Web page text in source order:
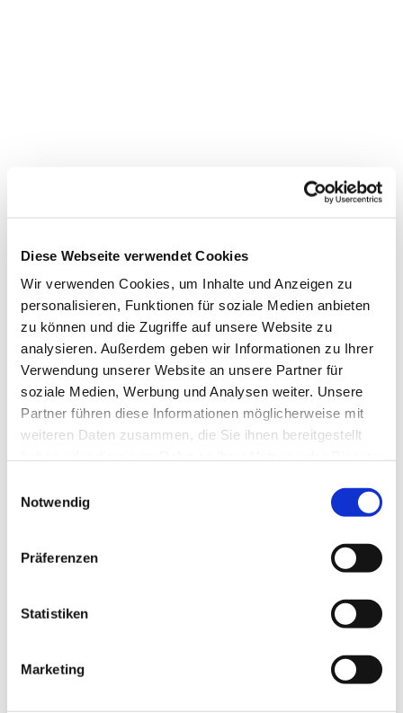
Diese Webseite verwendet Cookies
Wir verwenden Cookies, um Inhalte und Anzeigen zu
personalisieren, Funktionen für soziale Medien anbieten
zu können und die Zugriffe auf unsere Website zu
analysieren. Außerdem geben wir Informationen zu Ihrer
Verwendung unserer Website an unsere Partner für
soziale Medien, Werbung und Analysen weiter. Unsere
Partner führen diese Informationen möglicherweise mit
weiteren Daten zusammen, die Sie ihnen bereitgestellt
Notwendig
Präferenzen
Statistiken
Marketing
Dies könnte Sie auch
interessieren